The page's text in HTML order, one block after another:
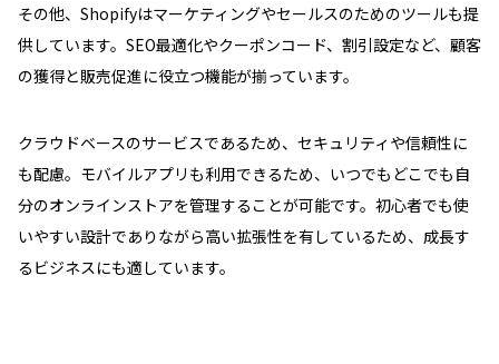
その他、Shopifyはマーケティングやセールスのためのツールも提
供しています。SEO最適化やクーポンコード、割引設定など、顧客
の獲得と販売促進に役立つ機能が揃っています。
クラウドベースのサービスであるため、セキュリティや信頼性に
も配慮。モバイルアプリも利用できるため、いつでもどこでも自
分のオンラインストアを管理することが可能です。初心者でも使
いやすい設計でありながら高い拡張性を有しているため、成長す
るビジネスにも適しています。